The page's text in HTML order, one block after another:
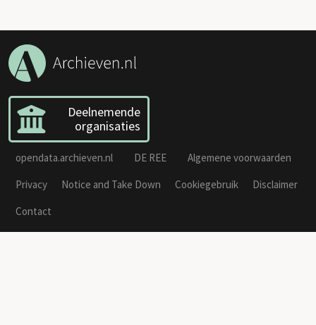
Deelnemende
organisaties
opendata.archieven.nl DE REE
Algemene voorwaarden
Privacy
Notice and Take Down Cookiegebruik
Disclaimer
Contact